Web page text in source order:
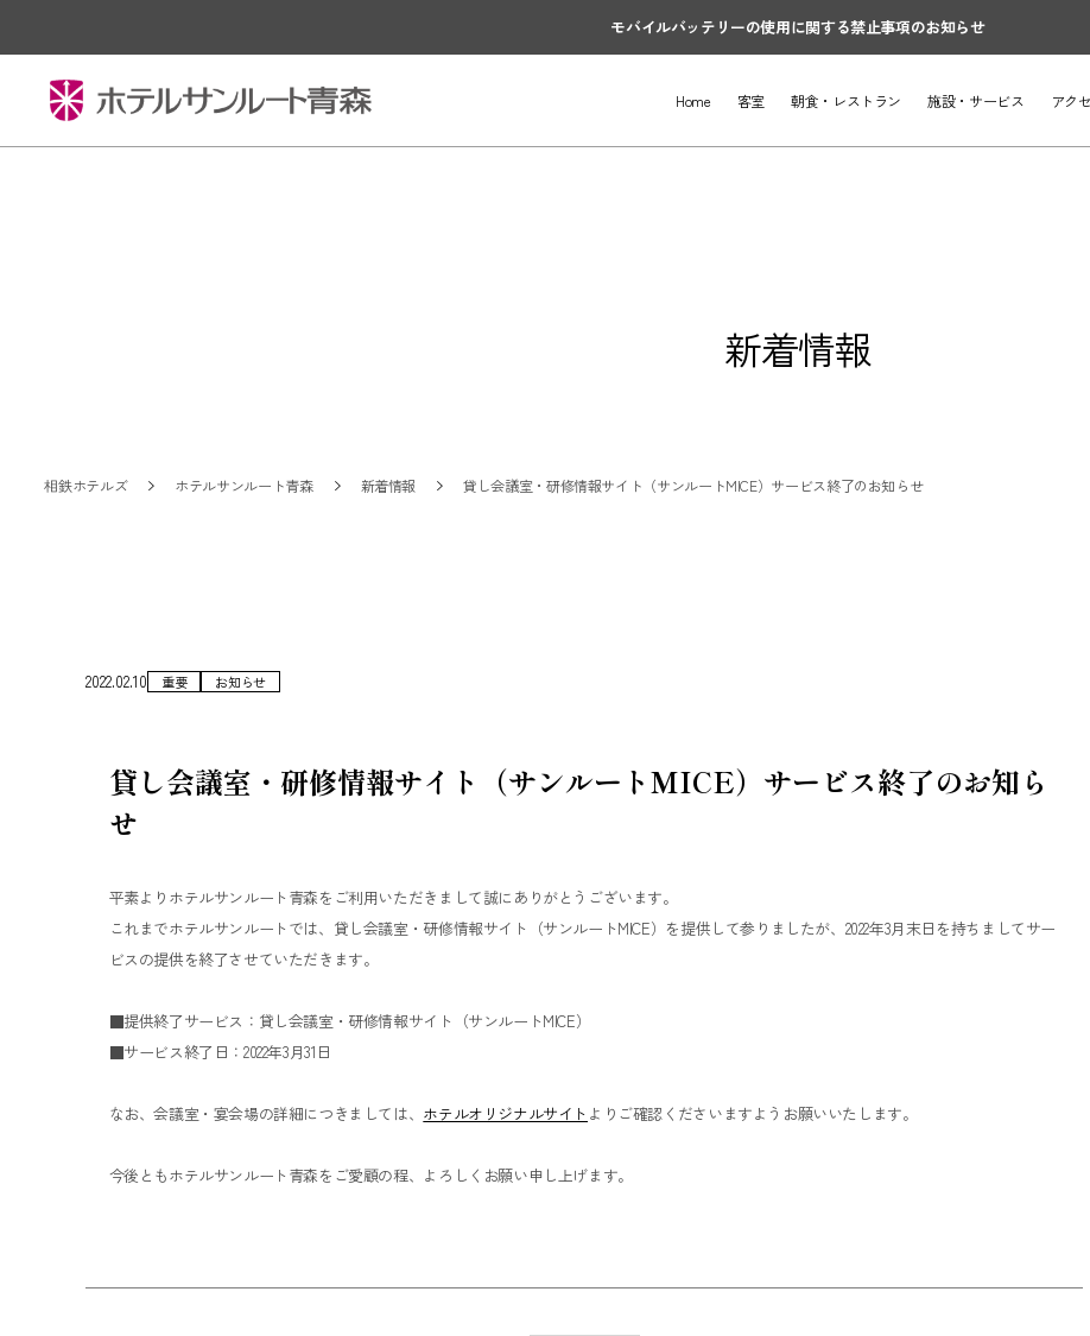
モバイルバッテリーの使用に関する禁止事項のお知らせ
Home 客室 朝食・レストラン 施設・サービス アク
新着情報
相鉄ホテルズ ホテルサンルート青森 新着情報 貸し会議室・研修情報サイト（サンルートMICE）サービス終了のお知らせ
2022.02.10 重要 お知らせ
貸し会議室・研修情報サイト（サンルートMICE）サービス終了のお知ら
せ
平素よりホテルサンルート青森をご利用いただきまして誠にありがとうございます。
これまでホテルサンルートでは、貸し会議室・研修情報サイト（サンルートMICE）を提供して参りましたが、2022年3月末日を持ちましてサー
ビスの提供を終了させていただきます。
■提供終了サービス：貸し会議室・研修情報サイト（サンルートMICE）
■サービス終了日：2022年3月31日
なお、会議室・宴会場の詳細につきましては、 ホテルオリジナルサイト よりご確認くださいますようお願いいたします。
今後ともホテルサンルート青森をご愛顧の程、よろしくお願い申し上げます。